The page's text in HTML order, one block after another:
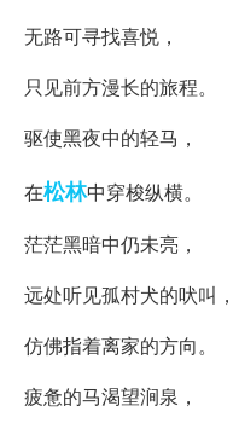
无路可寻找喜悦，
只见前方漫长的旅程。
驱使黑夜中的轻马，
在松林中穿梭纵横。
茫茫黑暗中仍未亮，
远处听见孤村犬的吠叫，
仿佛指着离家的方向。
疲惫的马渴望涧泉，